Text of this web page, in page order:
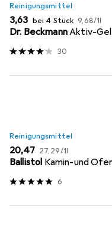
Reinigungsmittel
EUR
3,63 bei 4 Stück EUR
9,68/1l
Dr. BeckmannAktiv-Gel
30
Reinigungsmittel
EUR
20,47 EUR
27,29/1l
Ballistol Kamin-und
6